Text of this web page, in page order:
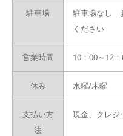
駐車場
駐車場なし
ください
営業時間 10：00～12
休み 水曜/木曜
支払い方
法
現金、クレジ